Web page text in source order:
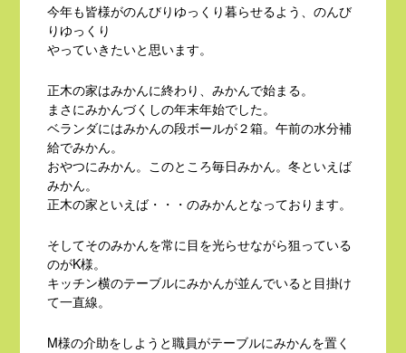
今年も皆様がのんびりゆっくり暮らせるよう、のんび
りゆっくり
やっていきたいと思います。
正木の家はみかんに終わり、みかんで始まる。
まさにみかんづくしの年末年始でした。
ベランダにはみかんの段ボールが２箱。午前の水分補
給でみかん。
おやつにみかん。このところ毎日みかん。冬といえば
みかん。
正木の家といえば・・・のみかんとなっております。
そしてそのみかんを常に目を光らせながら狙っている
のがK様。
キッチン横のテーブルにみかんが並んでいると目掛け
て一直線。
M様の介助をしようと職員がテーブルにみかんを置く